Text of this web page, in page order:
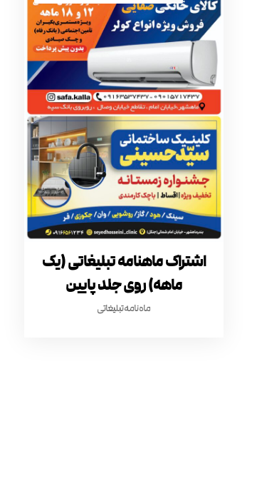
اشتراک ماهنامه تبلیغاتی (یک
ماهه) روی جلد پایین
ماه نامه تبلیغاتی